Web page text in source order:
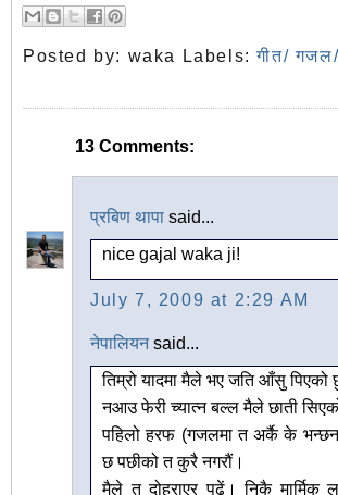
Posted by: waka Labels:गीत/ गजल/
13 Comments:
प्रबिण थापा said...
nice gajal waka ji!
July 7, 2009 at 2:29 AM
नेपालियनsaid...
तिम्रो यादमा मैले भए जति आँसु पिएको
नआउ फेरी च्यात्न बल्ल मैले छाती
पहिलो हरफ (गजलमा त अर्कै के भन्छन
छ पछीको त कुरै नगरौं।
मैले त दोह्राएर पढें। निकै मार्मिक